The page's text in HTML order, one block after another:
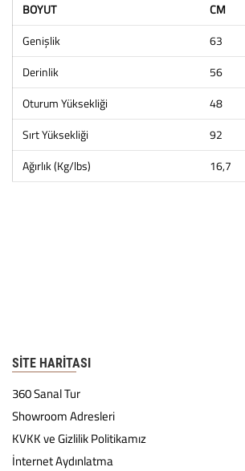
BOYUT CM
Genişlik
63
Derinlik
56
Oturum Yüksekliği
48
Sırt Yüksekliği
92
Ağırlık (Kg/lbs)
16,7
SITE HARITASI
360 Sanal Tur
Showroom Adresleri
KVKK ve Gizlilik Politikamız
İnternet Aydınlatma